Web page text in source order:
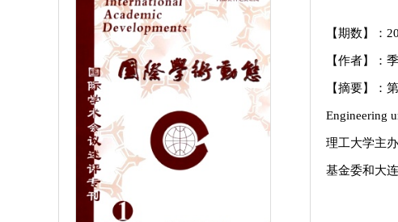
【期数】：
【作者】：
【摘要】：
Engineering
理工大学主
基金委和大